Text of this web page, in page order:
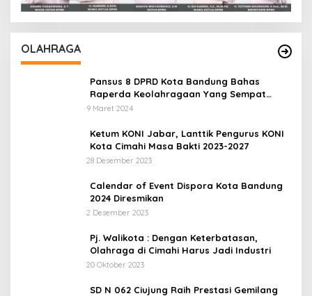
OLAHRAGA
Pansus 8 DPRD Kota Bandung Bahas
Raperda Keolahragaan Yang Sempat
Tertunda
9 Maret 2024
Ketum KONI Jabar, Lanttik Pengurus KONI
Kota Cimahi Masa Bakti 2023-2027
28 Desember 2023
Calendar of Event Dispora Kota Bandung
2024 Diresmikan
2 Desember 2023
Pj. Walikota : Dengan Keterbatasan,
Olahraga di Cimahi Harus Jadi Industri
20 Oktober 2023
SD N 062 Ciujung Raih Prestasi Gemilang